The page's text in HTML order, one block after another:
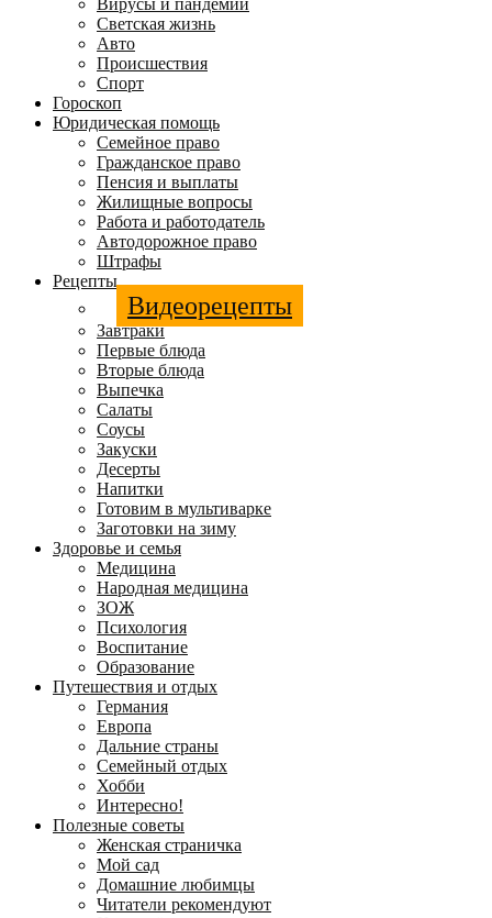
Вирусы и пандемии
Светская жизнь
Авто
Происшествия
Спорт
Гороскоп
Юридическая помощь
Семейное право
Гражданское право
Пенсия и выплаты
Жилищные вопросы
Работа и работодатель
Автодорожное право
Штрафы
Рецепты
Видеорецепты
Завтраки
Первые блюда
Вторые блюда
Выпечка
Салаты
Соусы
Закуски
Десерты
Напитки
Готовим в мультиварке
Заготовки на зиму
Здоровье и семья
Медицина
Народная медицина
ЗОЖ
Психология
Воспитание
Образование
Путешествия и отдых
Германия
Европа
Дальние страны
Семейный отдых
Хобби
Интересно!
Полезные советы
Женская страничка
Мой сад
Домашние любимцы
Читатели рекомендуют